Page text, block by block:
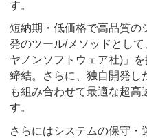
す。
短納期・低価格で高品質の
発のツール/メソッドとし
ヤノンソフトウェア社)」
締結。さらに、独自開発し
も組み合わせて最適な超高
す。
さらにはシステムの保守・